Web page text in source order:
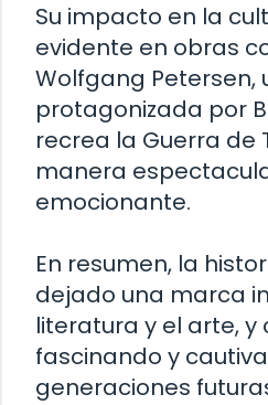
Su impacto en la
evidente en obras
Wolfgang Petersen,
protagonizada por
recrea la Guerra de
manera
emocionante.
En resumen, la
dejado una marca
literatura y el arte, y
fascinando y
generaciones